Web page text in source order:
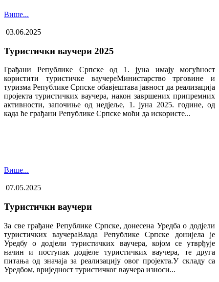
Више...
03.06.2025
Туристички ваучери 2025
Грађани Републике Српске од 1. јуна имају могућност
користити туристичке ваучере​Министарство трговине и
туризма Републике Српске обавјештава јавност да реализација
пројекта туристичких ваучера, након завршених припремних
активности, започиње од недјеље, 1. јуна 2025. године, од
када ће грађани Републике Српске моћи да искористе...
Више...
07.05.2025
Туристички ваучери
За све грађане Републике Српске, донесена Уредба о додјели
туристичких ваучера​Влада Републике Српске донијела је
Уредбу о додјели туристичких ваучера, којом се утврђује
начин и поступак додјеле туристичких ваучера, те друга
питања од значаја за реализацију овог пројекта.У складу са
Уредбом, вриједност туристичког ваучера износи...